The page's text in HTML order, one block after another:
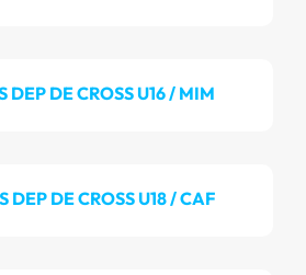
DEP DE CROSS U16 / MIM
DEP DE CROSS U18 / CAF